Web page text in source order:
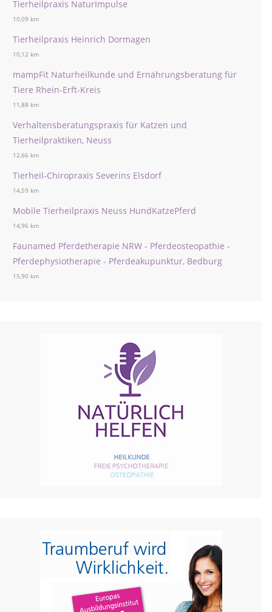
Tierheilpraxis NaturImpulse
10,09 km
Tierheilpraxis Heinrich Dormagen
10,12 km
mampFit Naturheilkunde und Ernährungsberatung für
Tiere Rhein-Erft-Kreis
11,88 km
Verhaltensberatungspraxis für Katzen und
Tierheilpraktiken, Neuss
12,66 km
Tierheil-Chiropraxis Severins Elsdorf
14,59 km
Mobile Tierheilpraxis Neuss HundKatzePferd
14,96 km
Faunamed Pferdetherapie NRW - Pferdeosteopathie -
Pferdephysiotherapie - Pferdeakupunktur, Bedburg
15,90 km